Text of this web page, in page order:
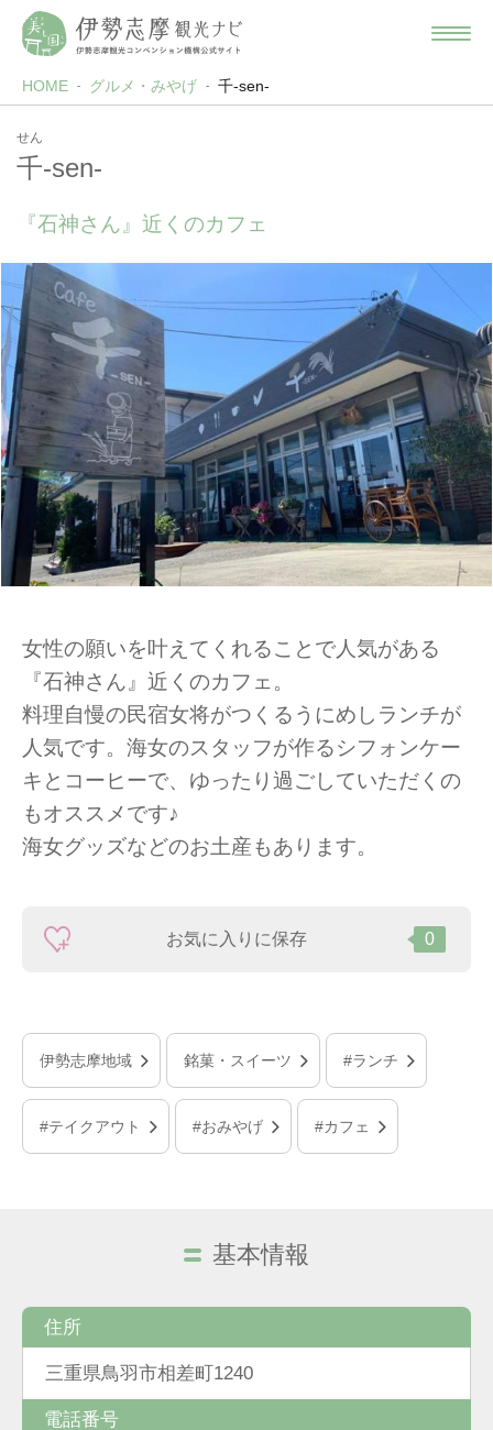
HOME グルメ・みやげ 千-sen-
せん
千-sen-
『石神さん』近くのカフェ
女性の願いを叶えてくれることで人気がある
『石神さん』近くのカフェ。
料理自慢の民宿女将がつくるうにめしランチが
人気です。海女のスタッフが作るシフォンケー
キとコーヒーで、ゆったり過ごしていただくの
もオススメです♪
海女グッズなどのお土産もあります。
お気に入りに保存 0
伊勢志摩地域 銘菓・スイーツ #ランチ
#テイクアウト #おみやげ #カフェ
基本情報
住所
三重県鳥羽市相差町1240
電話番号